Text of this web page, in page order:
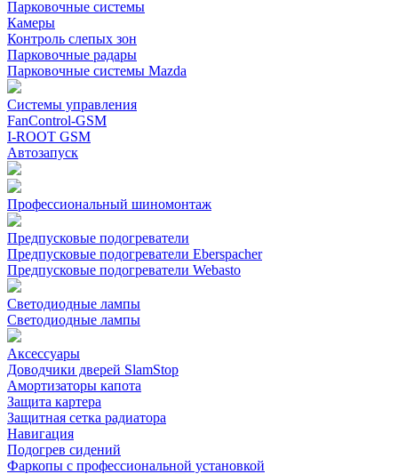
Парковочные системы
Камеры
Контроль слепых зон
Парковочные радары
Парковочные системы Mazda
Системы управления
FanControl-GSM
I-ROOT GSM
Автозапуск
Профессиональный шиномонтаж
Предпусковые подогреватели
Предпусковые подогреватели Eberspacher
Предпусковые подогреватели Webasto
Светодиодные лампы
Светодиодные лампы
Аксессуары
Доводчики дверей SlamStop
Амортизаторы капота
Защита картера
Защитная сетка радиатора
Навигация
Подогрев сидений
Фаркопы с профессиональной установкой